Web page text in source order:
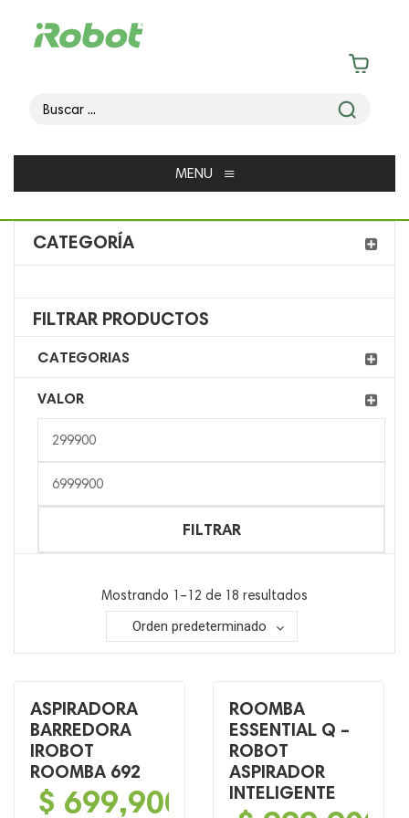
MENU ≡
CATEGORÍA
FILTRAR PRODUCTOS
CATEGORIAS
VALOR
mínimo
máximo
FILTRAR
Mostrando 1–12 de 18 resultados
Orden predeterminado
ASPIRADORA
BARREDORA
IROBOT
ROOMBA 692
$ 699,900
ROOMBA
ESSENTIAL Q –
ROBOT
ASPIRADOR
INTELIGENTE